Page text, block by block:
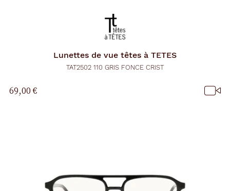
Lunettes de vue têtes à TETES
TAT2502 110 GRIS FONCE CRIST
69,00 €